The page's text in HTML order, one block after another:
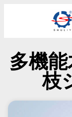
多機
枝